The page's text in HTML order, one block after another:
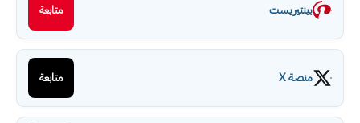
بينتيريست متابعة
منصة X متابعة